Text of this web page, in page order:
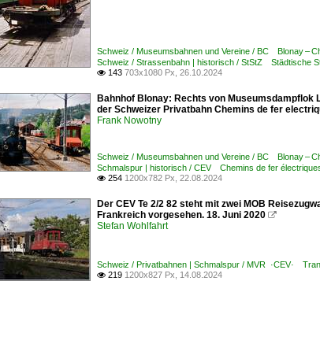
Schweiz / Museumsbahnen und Vereine / BC Blonay –
Schweiz / Strassenbahn | historisch / StStZ Städtische
 143 703x1080 Px, 26.10.2024
Bahnhof Blonay: Rechts von Museumsdampflok
der Schweizer Privatbahn Chemins de fer
Frank Nowotny
Schweiz / Museumsbahnen und Vereine / BC Blonay –
Schmalspur | historisch / CEV Chemins de fer
 254 1200x782 Px, 22.08.2024
Der CEV Te 2/2 82 steht mit zwei MOB
Frankreich vorgesehen. 18. Juni 2020 
Stefan Wohlfahrt
Schweiz / Privatbahnen | Schmalspur / MVR ·CEV·
 219 1200x827 Px, 14.08.2024